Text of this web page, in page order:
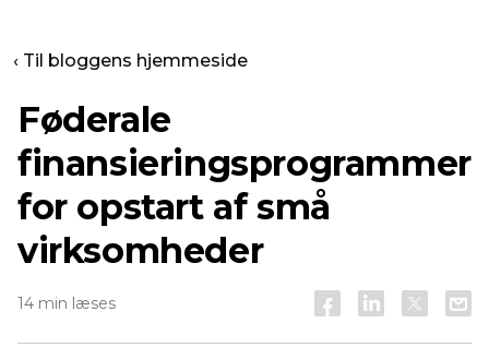
‹ Til bloggens hjemmeside
Føderale
finansieringsprogrammer
for opstart af små
virksomheder
14 min læses